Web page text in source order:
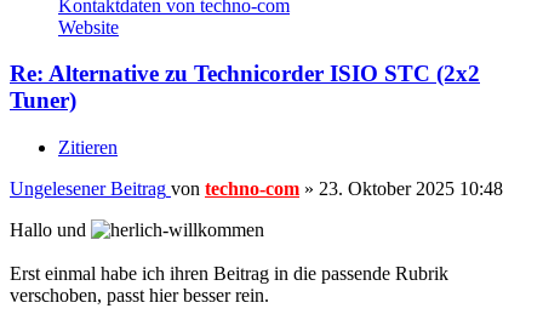
Kontaktdaten von techno-com
Website
Re: Alternative zu Technicorder ISIO STC (2x2
Tuner)
Zitieren
Ungelesener Beitrag von techno-com » 23. Oktober 2025 10:48
Hallo und
Erst einmal habe ich ihren Beitrag in die passende Rubrik
verschoben, passt hier besser rein.